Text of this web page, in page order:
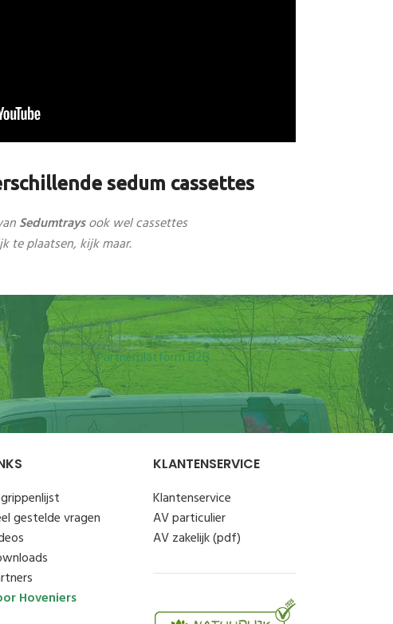
sedum cassettes
Sedumtraysook wel cassettes
te plaatsen, kijk maar.
Partnerplatform B2B
gestelde vragen
Hoveniers
KLANTENSERVICE
Klantenservice
AV particulier
AV zakelijk (pdf)